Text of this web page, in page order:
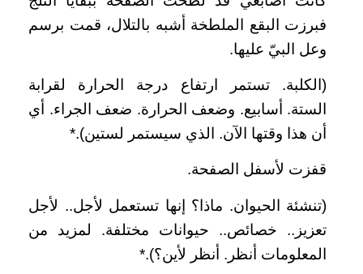
فبرزت البقع الملطخة أشبه بالتلال، قمت برسم
وعل البيّ عليها.
(الكلبة. تستمر ارتفاع درجة الحرارة لقرابة
الستة. أسابيع. وضعف الحرارة. ضعف الجراء. أي
أن هذا وقتها الآن. الذي سيستمر لستين).*
قفزت لأسفل الصفحة.
(تنشئة الحيوان. ماذا؟ إنها تستعمل لأجل.. لأجل
تعزيز.. خصائص.. حيوانات مختلفة. لمزيد من
المعلومات أنظر. أنظر لأين؟).*